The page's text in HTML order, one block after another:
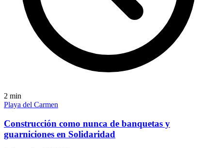
2 min
Playa del Carmen
Construcción como nunca de banquetas y
guarniciones en Solidaridad